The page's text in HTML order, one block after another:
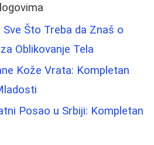
Što Treba da Znaš o
Oblikovanje Tela
Kože Vrata: Kompletan
Posao u Srbiji: Kompletan